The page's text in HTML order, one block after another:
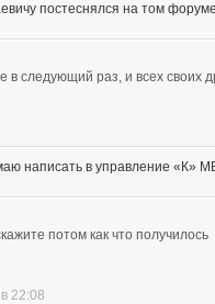
постеснялся на том
в следующий раз, и всех своих
написать в управление «К»
потом как что получилось
22:08